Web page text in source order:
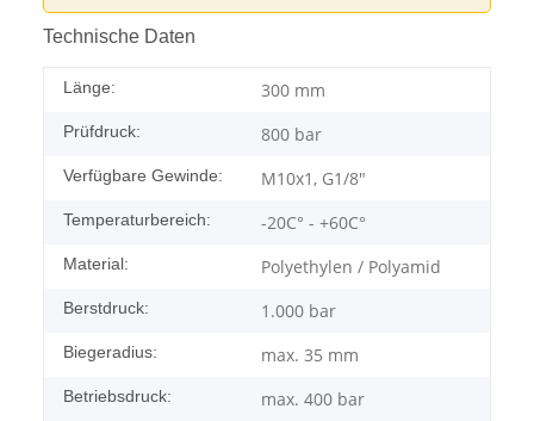
Technische Daten
Länge: 300 mm
Prüfdruck: 800 bar
Verfügbare Gewinde: M10x1, G1/8"
Temperaturbereich: -20C° - +60C°
Material: Polyethylen / Polyamid
Berstdruck: 1.000 bar
Biegeradius: max. 35 mm
Betriebsdruck: max. 400 bar